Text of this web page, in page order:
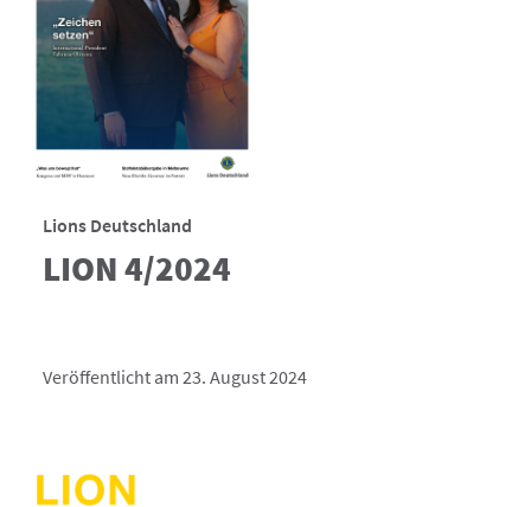
Lions Deutschland
LION 4/2024
Veröffentlicht am 23. August 2024